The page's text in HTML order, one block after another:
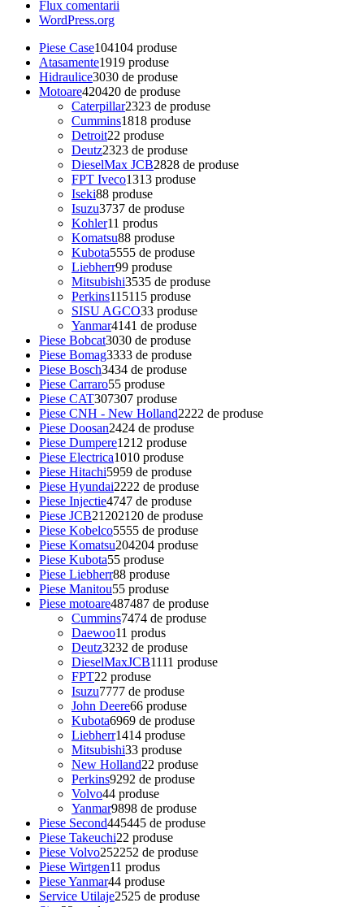
Flux comentarii
WordPress.org
Piese Case104104 produse
Atasamente1919 produse
Hidraulice3030 de produse
Motoare420420 de produse
Caterpillar2323 de produse
Cummins1818 produse
Detroit22 produse
Deutz2323 de produse
DieselMax JCB2828 de produse
FPT Iveco1313 produse
Iseki88 produse
Isuzu3737 de produse
Kohler11 produs
Komatsu88 produse
Kubota5555 de produse
Liebherr99 produse
Mitsubishi3535 de produse
Perkins115115 produse
SISU AGCO33 produse
Yanmar4141 de produse
Piese Bobcat3030 de produse
Piese Bomag3333 de produse
Piese Bosch3434 de produse
Piese Carraro55 produse
Piese CAT307307 produse
Piese CNH - New Holland2222 de produse
Piese Doosan2424 de produse
Piese Dumpere1212 produse
Piese Electrica1010 produse
Piese Hitachi5959 de produse
Piese Hyundai2222 de produse
Piese Injectie4747 de produse
Piese JCB21202120 de produse
Piese Kobelco5555 de produse
Piese Komatsu204204 produse
Piese Kubota55 produse
Piese Liebherr88 produse
Piese Manitou55 produse
Piese motoare487487 de produse
Cummins7474 de produse
Daewoo11 produs
Deutz3232 de produse
DieselMaxJCB1111 produse
FPT22 produse
Isuzu7777 de produse
John Deere66 produse
Kubota6969 de produse
Liebherr1414 produse
Mitsubishi33 produse
New Holland22 produse
Perkins9292 de produse
Volvo44 produse
Yanmar9898 de produse
Piese Second445445 de produse
Piese Takeuchi22 produse
Piese Volvo252252 de produse
Piese Wirtgen11 produs
Piese Yanmar44 produse
Service Utilaje2525 de produse